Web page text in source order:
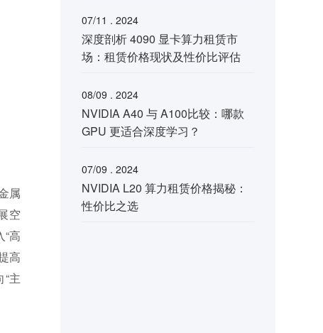
属
空
高
高
主
07/11 . 2024
深度剖析 4090 显卡算力租赁市
场：租赁价格现状及性价比评估
08/09 . 2024
NVIDIA A40 与 A100比较：哪款
GPU 更适合深度学习？
07/09 . 2024
NVIDIA L20 算力租赁价格揭秘：
性价比之选